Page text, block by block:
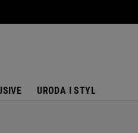
URODA I STYL